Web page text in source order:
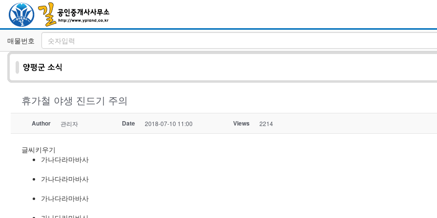
매물번호
휴가철 야생 진드기 주의
Author 관리자 Date 2018-07-10 11:00 Views 2214
글씨키우기
가나다라마바사
가나다라마바사
가나다라마바사